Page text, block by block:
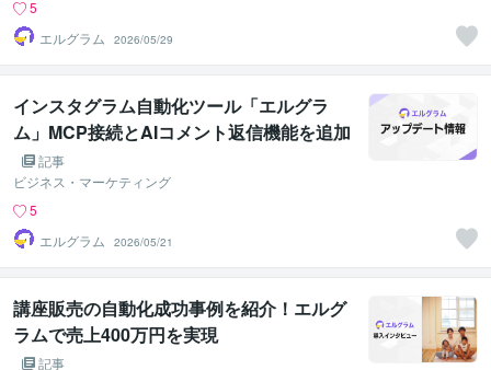
5
エルグラム
2026/05/29
インスタグラム自動化ツール「エルグラ
ム」MCP接続とAIコメント返信機能を追加
記事
ビジネス・マーケティング
5
エルグラム
2026/05/21
講座販売の自動化成功事例を紹介！エルグ
ラムで売上400万円を実現
記事